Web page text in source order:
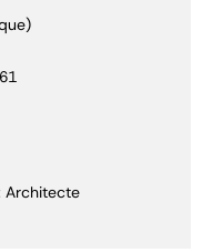
Architecte